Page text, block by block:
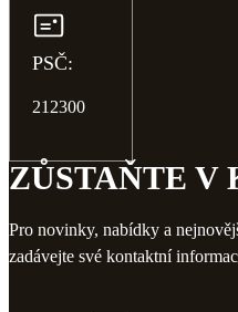
PSČ:
212300
ZŮSTAŇTE V
Pro novinky, nabídky a
zadávejte své kontaktní